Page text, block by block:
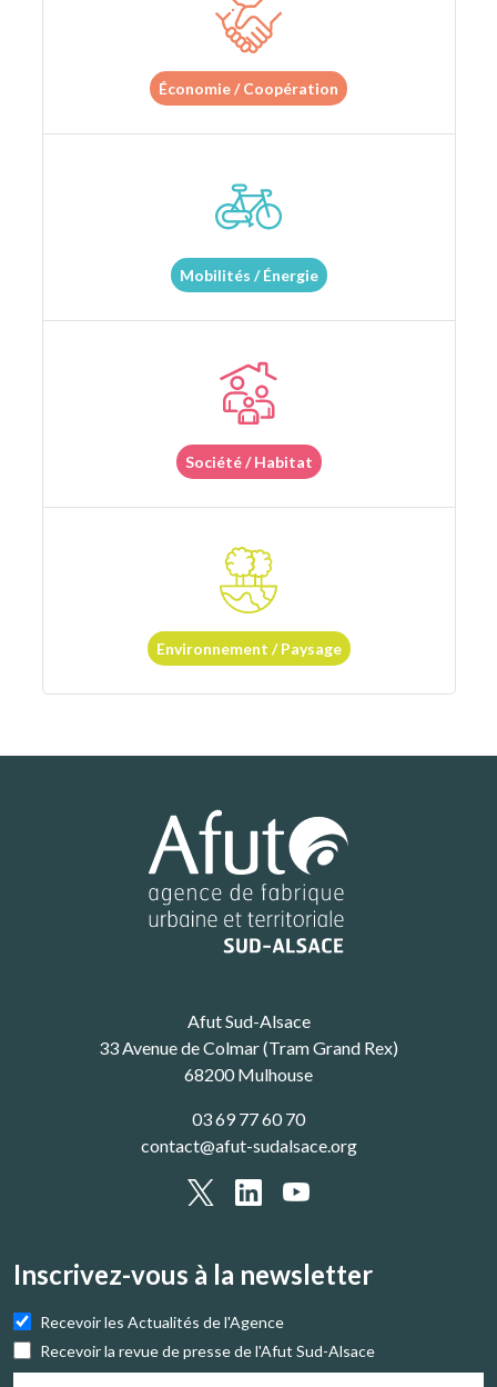
Économie / Coopération
Mobilités / Énergie
Société / Habitat
Environnement / Paysage
Afut Sud-Alsace
33 Avenue de Colmar (Tram Grand Rex)
68200 Mulhouse
03 69 77 60 70
contact@afut-sudalsace.org
Inscrivez-vous à la newsletter
Recevoir les Actualités de l'Agence
Recevoir la revue de presse de l'Afut Sud-Alsace